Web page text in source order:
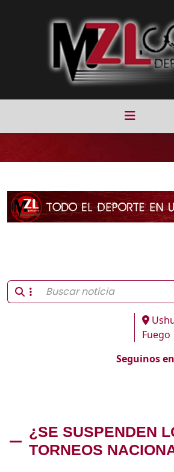
Fuego
Seguinos
¿SE SUSPENDEN
TORNEOS